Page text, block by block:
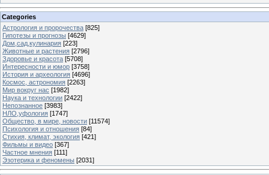
Categories
Астрология и пророчества [825]
Гипотезы и прогнозы [4629]
Дом,сад,кулинария [223]
Животные и растения [2796]
Здоровье и красота [5708]
Интересности и юмор [3758]
История и археология [4696]
Космос, астрономия [2263]
Мир вокруг нас [1982]
Наука и технологии [2422]
Непознанное [3983]
НЛО,уфология [1747]
Общество, в мире, новости [11574]
Психология и отношения [84]
Стихия, климат, экология [421]
Фильмы и видео [367]
Частное мнения [111]
Эзотерика и феномены [2031]